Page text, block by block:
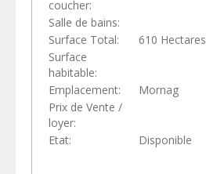
coucher:
Salle de bains:
Surface Total:
610 Hectares
Surface
habitable:
Emplacement:
Mornag
Prix de Vente /
loyer:
Etat:
Disponible